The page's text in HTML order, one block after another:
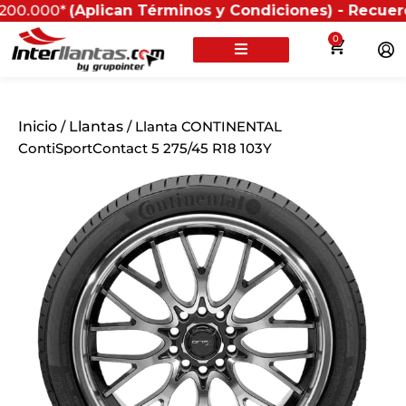
Términos y Condiciones) - Recuerda que
0
Inicio / Llantas / Llanta CONTINENTAL
ContiSportContact 5 275/45 R18 103Y